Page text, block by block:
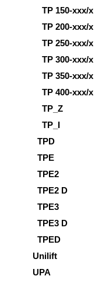
TP 150-xxx/x
TP 200-xxx/x
TP 250-xxx/x
TP 300-xxx/x
TP 350-xxx/x
TP 400-xxx/x
TP_Z
TP_I
TPD
TPE
TPE2
TPE2 D
TPE3
TPE3 D
TPED
Unilift
UPA